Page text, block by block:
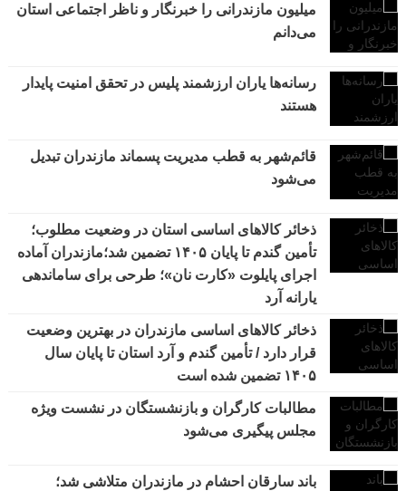
میلیون مازندرانی را خبرنگار و ناظر اجتماعی استان
می‌دانم
رسانه‌ها یاران ارزشمند پلیس در تحقق امنیت پایدار
هستند
قائم‌شهر به قطب مدیریت پسماند مازندران تبدیل
می‌شود
ذخائر کالاهای اساسی استان در وضعیت مطلوب؛
تأمین گندم تا پایان ۱۴۰۵ تضمین شد؛مازندران آماده
اجرای پایلوت «کارت نان»؛ طرحی برای ساماندهی
یارانه آرد
ذخائر کالاهای اساسی مازندران در بهترین وضعیت
قرار دارد / تأمین گندم و آرد استان تا پایان سال
۱۴۰۵ تضمین شده است
مطالبات کارگران و بازنشستگان در نشست ویژه
مجلس پیگیری می‌شود
باند سارقان احشام در مازندران متلاشی شد؛